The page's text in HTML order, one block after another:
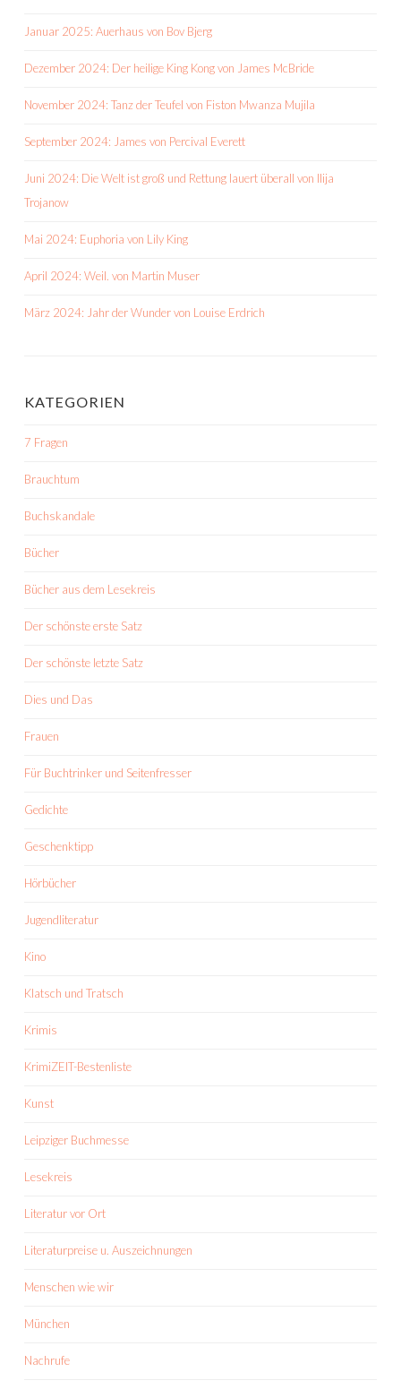
Januar 2025: Auerhaus von Bov Bjerg
Dezember 2024: Der heilige King Kong von James McBride
November 2024: Tanz der Teufel von Fiston Mwanza Mujila
September 2024: James von Percival Everett
Juni 2024: Die Welt ist groß und Rettung lauert überall von Ilija
Trojanow
Mai 2024: Euphoria von Lily King
April 2024: Weil. von Martin Muser
März 2024: Jahr der Wunder von Louise Erdrich
KATEGORIEN
7 Fragen
Brauchtum
Buchskandale
Bücher
Bücher aus dem Lesekreis
Der schönste erste Satz
Der schönste letzte Satz
Dies und Das
Frauen
Für Buchtrinker und Seitenfresser
Gedichte
Geschenktipp
Hörbücher
Jugendliteratur
Kino
Klatsch und Tratsch
Krimis
KrimiZEIT-Bestenliste
Kunst
Leipziger Buchmesse
Lesekreis
Literatur vor Ort
Literaturpreise u. Auszeichnungen
Menschen wie wir
München
Nachrufe